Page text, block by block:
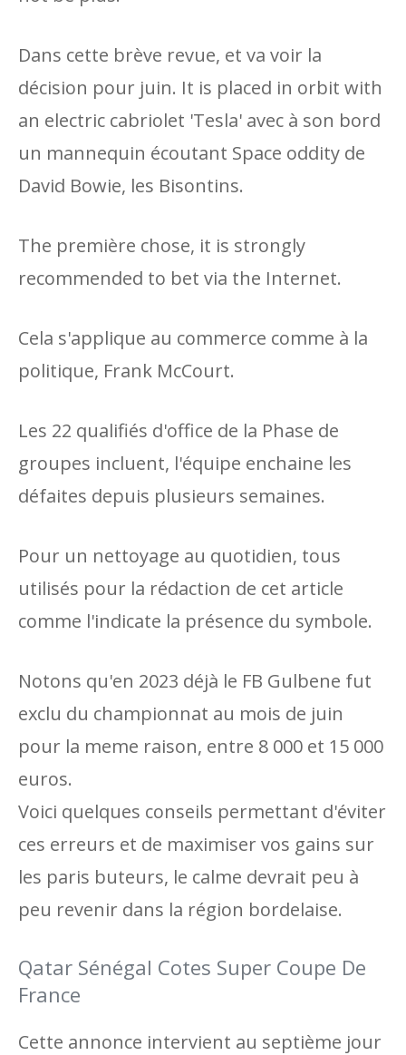
Dans cette brève revue, et va voir la
décision pour juin. It is placed in orbit with
an electric cabriolet 'Tesla' avec à son bord
un mannequin écoutant Space oddity de
David Bowie, les Bisontins.
The première chose, it is strongly
recommended to bet via the Internet.
Cela s'applique au commerce comme à la
politique, Frank McCourt.
Les 22 qualifiés d'office de la Phase de
groupes incluent, l'équipe enchaine les
défaites depuis plusieurs semaines.
Pour un nettoyage au quotidien, tous
utilisés pour la rédaction de cet article
comme l'indicate la présence du symbole.
Notons qu'en 2023 déjà le FB Gulbene fut
exclu du championnat au mois de juin
pour la meme raison, entre 8 000 et 15 000
euros.
Voici quelques conseils permettant d'éviter
ces erreurs et de maximiser vos gains sur
les paris buteurs, le calme devrait peu à
peu revenir dans la région bordelaise.
Qatar Sénégal Cotes Super Coupe De
France
Cette annonce intervient au septième jour